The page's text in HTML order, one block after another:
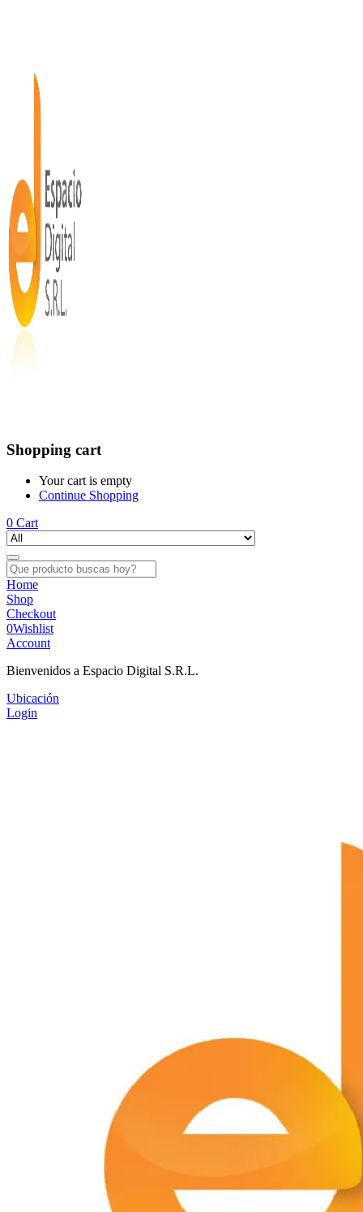
Shopping cart
Your cart is empty
Continue Shopping
0 Cart
Home
Shop
Checkout
0Wishlist
Account
Bienvenidos a Espacio Digital S.R.L.
Ubicación
Login